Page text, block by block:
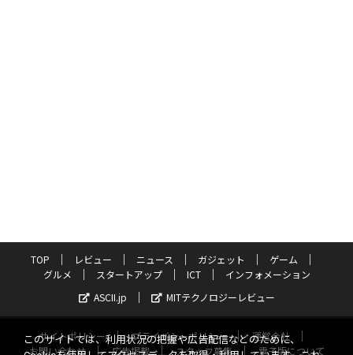
TOP レビュー ニュース ガジェット
ゲーム
グルメ
スタートアップ ICT
インフォメーション
ASCII.jp
MITテクノロジーレビュー
サイトポリシー プライバシーポリシー
運営会社
お問い合わせ
広告掲載 スタッフ募集 電子版について
このサイトでは、利用状況の把握や広告配信などのために、